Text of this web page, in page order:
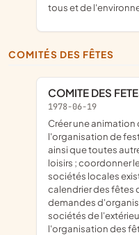
tous et de
COMITÉS DES FÊTES
COMITE DES
1978-06-19
créer une animation dans la commune par
l'organisation de
ainsi que toutes
loisirs ; coordonner
sociétés locales
calendrier des fêtes
demandes
sociétés de
l'organisation des